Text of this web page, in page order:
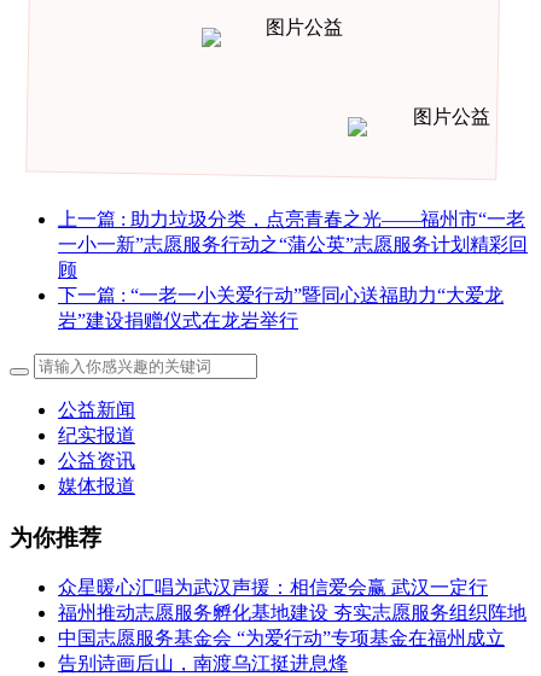
上一篇 : 助力垃圾分类，点亮青春之光——福州市“一老
一小一新”志愿服务行动之“蒲公英”志愿服务计划精彩回
顾
下一篇 : “一老一小关爱行动”暨同心送福助力“大爱龙
岩”建设捐赠仪式在龙岩举行
公益新闻
纪实报道
公益资讯
媒体报道
为你推荐
众星暖心汇唱为武汉声援：相信爱会赢 武汉一定行
福州推动志愿服务孵化基地建设 夯实志愿服务组织阵地
中国志愿服务基金会 “为爱行动”专项基金在福州成立
告别诗画后山，南渡乌江挺进息烽